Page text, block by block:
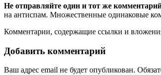
Не отправляйте один и тот же комментарий
на антиспам. Множественные одинаковые
Комментарии, содержащие ссылки и
Добавить комментарий
Ваш адрес email не будет опубликован.